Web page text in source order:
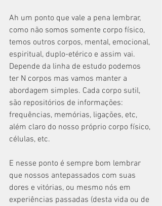
Ah um ponto que vale a pena lembrar,
como não somos somente corpo físico,
temos outros corpos, mental, emocional,
espiritual, duplo-etérico e assim vai.
Depende da linha de estudo podemos
ter N corpos mas vamos manter a
abordagem simples. Cada corpo sutil,
são repositórios de informações:
frequências, memórias, ligações, etc,
além claro do nosso próprio corpo físico,
células, etc.
E nesse ponto é sempre bom lembrar
que nossos antepassados com suas
dores e vitórias, ou mesmo nós em
experiências passadas (desta vida ou de